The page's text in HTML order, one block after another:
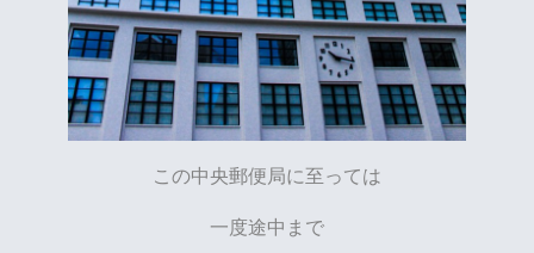
この中央郵便局に至っては
一度途中まで